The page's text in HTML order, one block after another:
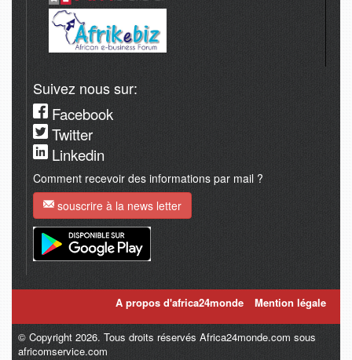
Suivez nous sur:
Facebook
Twitter
Linkedin
Comment recevoir des informations par mail ?
souscrire à la news letter
A propos d'africa24monde Mention légale
© Copyright 2026. Tous droits réservés Africa24monde.com sous
africomservice.com